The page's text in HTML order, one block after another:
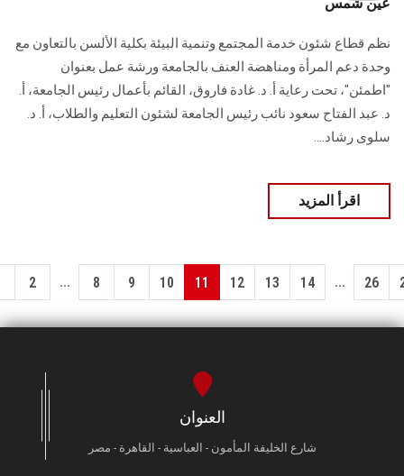
نظم قطاع شئون خدمة المجتمع وتنمية البيئة بكلية الألسن بالتعاون مع
وحدة دعم المرأة ومناهضة العنف بالجامعة ورشة عمل بعنوان
"اطمئن"، تحت رعاية أ. د. غادة فاروق، القائم بأعمال رئيس الجامعة، أ.
د. عبد الفتاح سعود نائب رئيس الجامعة لشئون التعليم والطلاب، أ. د.
سلوى رشاد....
اقرأ المزيد
2 ... 8 9 10 11 12 13 14 ... 26
العنوان
شارع الخليفة المأمون - العباسية - القاهرة - مصر